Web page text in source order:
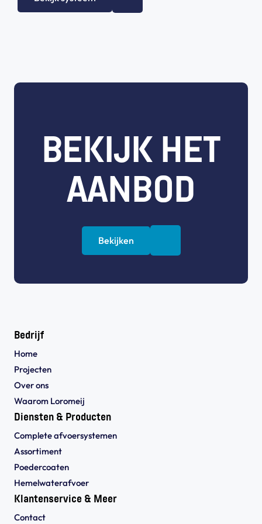
BEKIJK HET
AANBOD
Bekijken
Bedrijf
Home
Projecten
Over ons
Waarom Loromeij
Diensten & Producten
Complete afvoersystemen
Assortiment
Poedercoaten
Hemelwaterafvoer
Klantenservice & Meer
Contact